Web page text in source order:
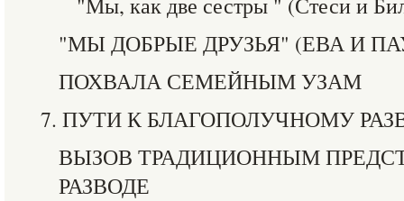
"МЫ ДОБРЫЕ ДРУЗЬЯ" (ЕВА И
ПОХВАЛА СЕМЕЙНЫМ УЗАМ
7. ПУТИ К БЛАГОПОЛУЧНОМУ
ВЫЗОВ ТРАДИЦИОННЫМ
РАЗВОДЕ